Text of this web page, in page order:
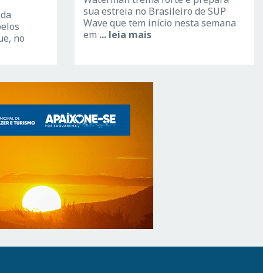
no
sua estreia no Brasileiro de SUP
Wave que tem início nesta semana
em ... leia mais